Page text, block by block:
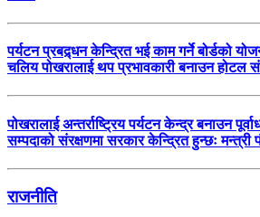
पर्यटन प्रबद्र्धन केन्द्रित भई काम गर्ने बोर्डको
चलिय पोखरालाई थप प्रभावकारी बनाउन होटल
पोखरालाई अन्तर्राष्ट्रिय पर्यटन केन्द्र बनाउन
सम्पदाको संरक्षणमा सरकार केन्द्रित हुन्छः मन्त्री
राजनीति